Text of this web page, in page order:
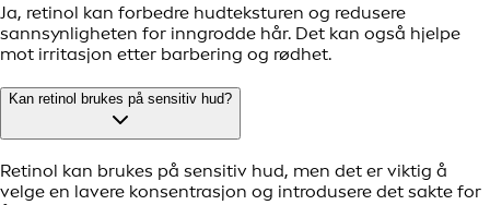
Ja, retinol kan forbedre hudteksturen og redusere
sannsynligheten for inngrodde hår. Det kan også hjelpe
mot irritasjon etter barbering og rødhet.
Kan retinol brukes på sensitiv hud?
Retinol kan brukes på sensitiv hud, men det er viktig å
velge en lavere konsentrasjon og introdusere det sakte for